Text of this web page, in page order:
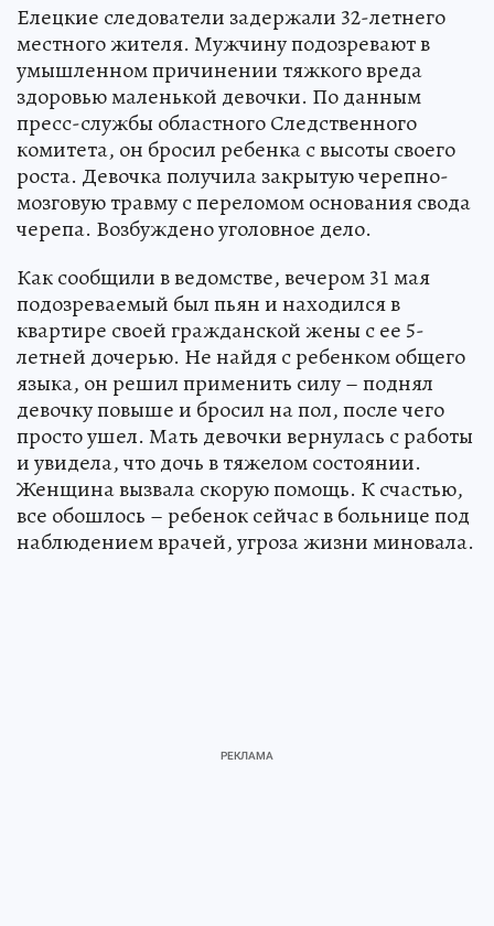
Елецкие следователи задержали 32-летнего
местного жителя. Мужчину подозревают в
умышленном причинении тяжкого вреда
здоровью маленькой девочки. По данным
пресс-службы областного Следственного
комитета, он бросил ребенка с высоты своего
роста. Девочка получила закрытую черепно-
мозговую травму с переломом основания свода
черепа. Возбуждено уголовное дело.
Как сообщили в ведомстве, вечером 31 мая
подозреваемый был пьян и находился в
квартире своей гражданской жены с ее 5-
летней дочерью. Не найдя с ребенком общего
языка, он решил применить силу – поднял
девочку повыше и бросил на пол, после чего
просто ушел. Мать девочки вернулась с работы
и увидела, что дочь в тяжелом состоянии.
Женщина вызвала скорую помощь. К счастью,
все обошлось – ребенок сейчас в больнице под
наблюдением врачей, угроза жизни миновала.